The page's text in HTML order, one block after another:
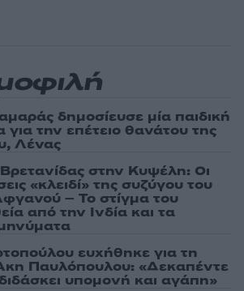
δημοσίευσε μία παιδική
την επέτειο θανάτου της
Λένας
στην Κυψέλη: Οι
«κλειδί» της συζύγου του
– Το στίγμα του
από την Ινδία και τα
ευχήθηκε για τη
Παυλόπουλου: «Δεκαπέντε
υπομονή και αγάπη»